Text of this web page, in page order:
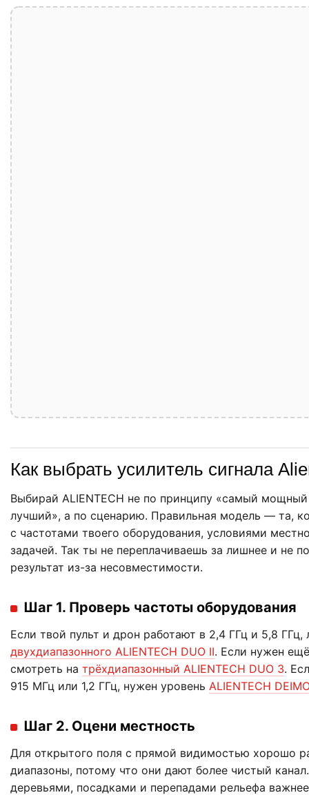
Как выбрать усилитель сигнала
Выбирай ALIENTECH не по принципу «самый
лучший», а по сценарию. Правильная модель — та,
с частотами твоего оборудования, условиями
задачей. Так ты не переплачиваешь за лишнее и не
результат из-за несовместимости.
Шаг 1. Проверь частоты оборудования
Если твой пульт и дрон работают в 2,4 ГГц и 5,8 ГГц,
двухдиапазонного ALIENTECH DUO II. Если нужен
смотреть на трёхдиапазонный ALIENTECH DUO 3.
915 МГц или 1,2 ГГц, нужен уровень ALIENTECH
Шаг 2. Оцени местность
Для открытого поля с прямой видимостью хорошо
диапазоны, потому что они дают более чистый
деревьями, посадками и перепадами рельефа